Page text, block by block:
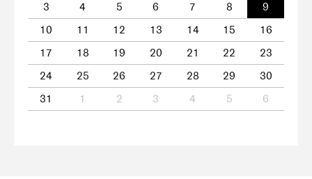
3
4 5 6 7 8
9
10
11 12 13 14 15
16
17
18 19 20 21 22
23
24
25 26 27 28 29
30
31
1 2 3 4 5 6